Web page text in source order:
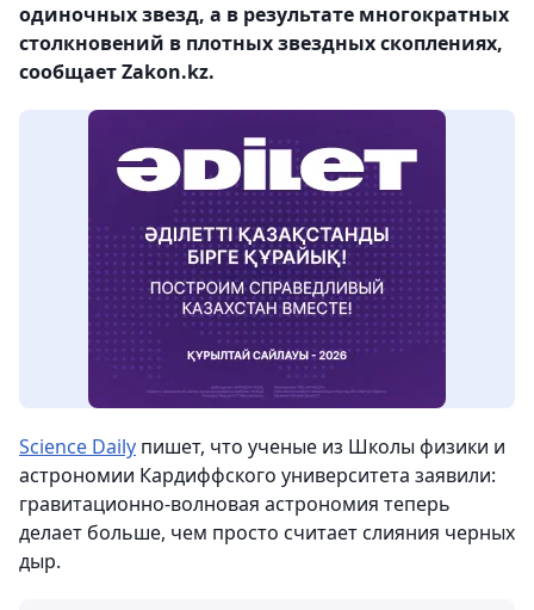
одиночных звезд, а в результате многократных
столкновений в плотных звездных скоплениях,
сообщает Zakon.kz.
Science Daily пишет, что ученые из Школы физики и
астрономии Кардиффского университета заявили:
гравитационно-волновая астрономия теперь
делает больше, чем просто считает слияния черных
дыр.